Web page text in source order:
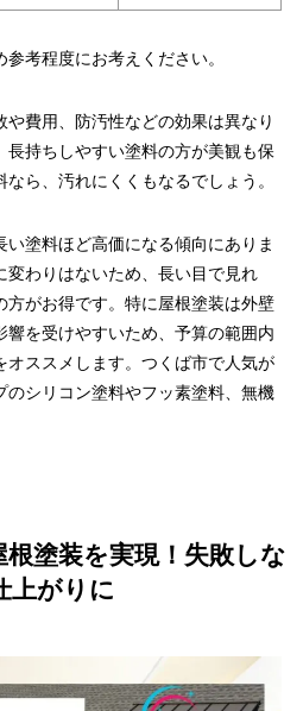
考程度にお考えください。
費用、防汚性などの効果は異なり
長持ちしやすい塗料の方が美観も保
ら、汚れにくくもなるでしょう。
塗料ほど高価になる傾向にありま
変わりはないため、長い目で見れ
方がお得です。特に屋根塗装は外壁
を受けやすいため、予算の範囲内
オススメします。つくば市で人気が
のシリコン塗料やフッ素塗料、無機
塗装を実現！失敗しな
上がりに